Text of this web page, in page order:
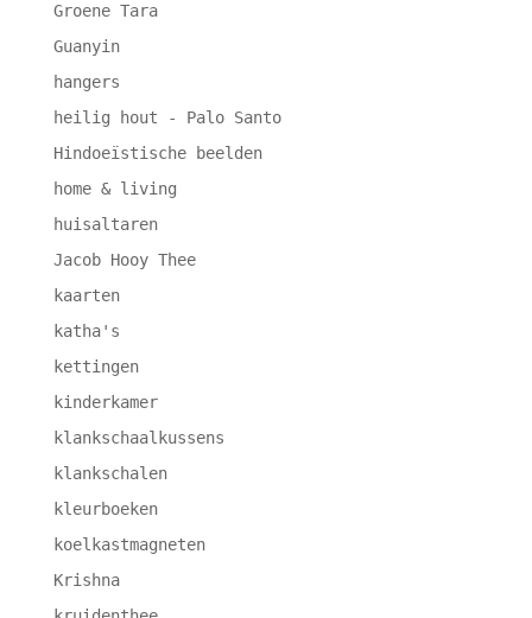
Groene Tara
Guanyin
hangers
heilig hout - Palo Santo
Hindoeïstische beelden
home & living
huisaltaren
Jacob Hooy Thee
kaarten
katha's
kettingen
kinderkamer
klankschaalkussens
klankschalen
kleurboeken
koelkastmagneten
Krishna